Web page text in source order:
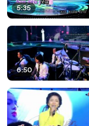
5:35
6:50